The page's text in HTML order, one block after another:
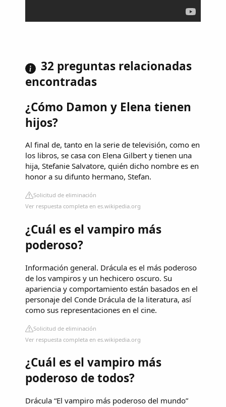
32 preguntas relacionadas
encontradas
¿Cómo Damon y Elena tienen
hijos?
Al final de, tanto en la serie de televisión, como en
los libros, se casa con Elena Gilbert y tienen una
hija, Stefanie Salvatore, quién dicho nombre es en
honor a su difunto hermano, Stefan.
Solicitud de eliminación
Ver respuesta completa en es.wikipedia.org
¿Cuál es el vampiro más
poderoso?
Información general. Drácula es el más poderoso
de los vampiros y un hechicero oscuro. Su
apariencia y comportamiento están basados en el
personaje del Conde Drácula de la literatura, así
como sus representaciones en el cine.
Solicitud de eliminación
Ver respuesta completa en es.wikipedia.org
¿Cuál es el vampiro más
poderoso de todos?
Drácula “El vampiro más poderoso del mundo”